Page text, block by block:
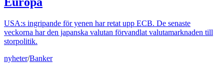
USA:s ingripande för yenen har retat upp ECB. De senaste
veckorna har den japanska valutan förvandlat valutamarknaden till
storpolitik.
nyheter/Banker